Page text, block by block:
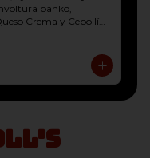
Queso Crema y
panko
panko,
Crema y Cebollín
panko,
Queso Crema y
panko